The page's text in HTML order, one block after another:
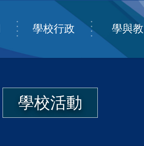
學校行政 學與教
學校活動